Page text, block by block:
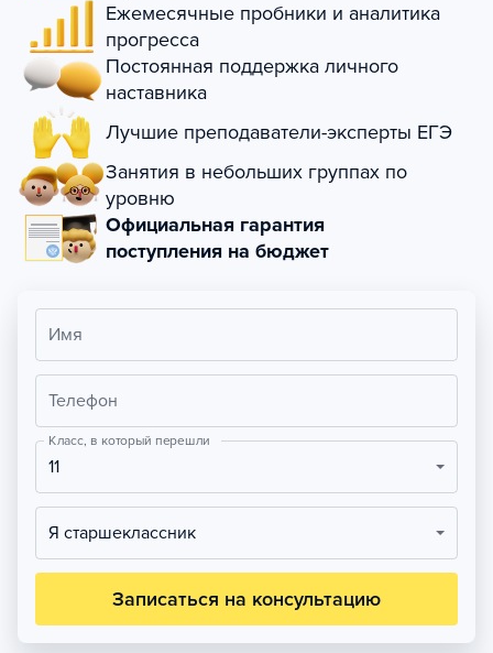
Ежемесячные пробники и аналитика
прогресса
Постоянная поддержка личного
наставника
Лучшие преподаватели-эксперты ЕГЭ
Занятия в небольших группах по
уровню
Официальная гарантия
поступления на бюджет
Имя
Телефон
Класс, в который перешли
11
Я старшеклассник
Записаться на консультацию